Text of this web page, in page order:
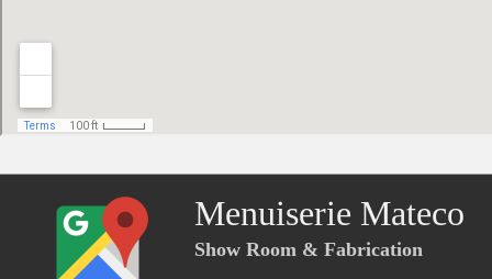
Menuiserie Mateco
Show Room & Fabrication